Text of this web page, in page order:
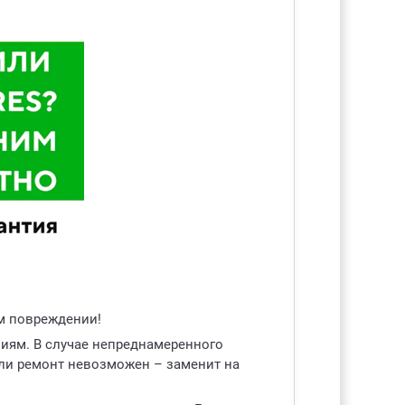
повреждении!
В случае непреднамеренного
ремонт невозможен – заменит на